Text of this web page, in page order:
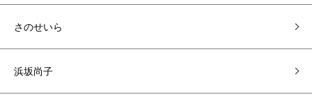
さのせいら
浜坂尚子